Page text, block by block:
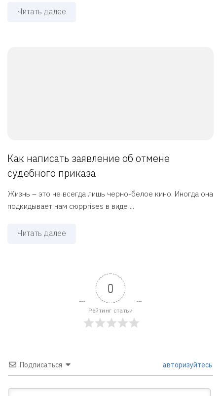
Читать далее
Как написать заявление об отмене
судебного приказа
Жизнь – это не всегда лишь черно-белое кино. Иногда она
подкидывает нам сюрprises в виде ...
Читать далее
0
Рейтинг статьи
Подписаться авторизуйтесь